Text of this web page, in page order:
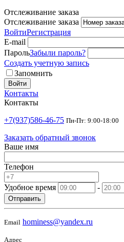
Отслеживание заказа
Отслеживание заказа
ВойтиРегистрация
E-mail
ПарольЗабыли пароль?
Создать учетную запись
Запомнить
Войти
Контакты
Контакты
+7(937)586-46-75 Пн-Пт: 9:00-18:00
Заказать обратный звонок
Ваше имя
Телефон
Удобное время -
Отправить
Email hominess@yandex.ru
Адрес